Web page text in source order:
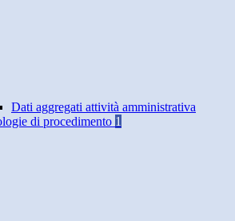
Dati aggregati attività amministrativa
di procedimento 1